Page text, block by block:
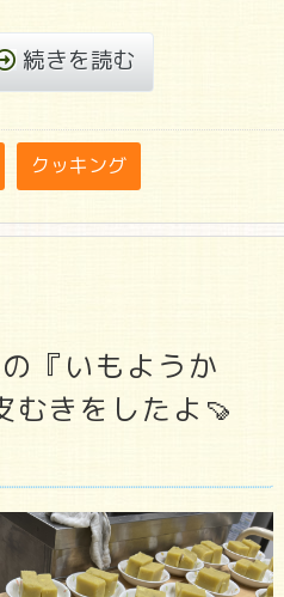
続きを読む
クッキング
『いもようか
むきをしたよ🍠